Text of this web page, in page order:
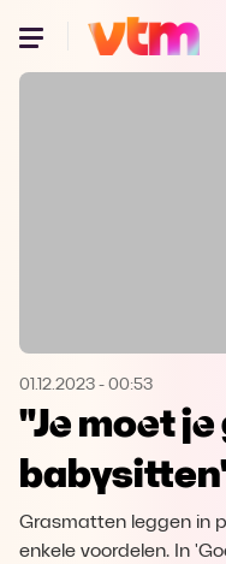
Oeps,
Microsoft
Opera
01.12.2023 - 00:53
"Je moet
Grasmatten leggen in
enkele voordelen. In